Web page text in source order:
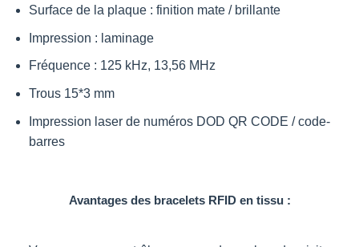
Surface de la plaque : finition mate / brillante
Impression : laminage
Fréquence : 125 kHz, 13,56 MHz
Trous 15*3 mm
Impression laser de numéros DOD QR CODE / code-
barres
Avantages des bracelets RFID en tissu :